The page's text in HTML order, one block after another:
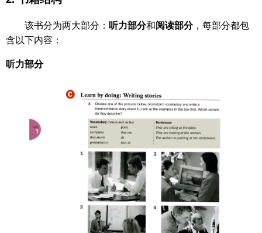
该书分为两大部分： 听力部分和阅读部分，每部分都包
含以下内容：
听力部分